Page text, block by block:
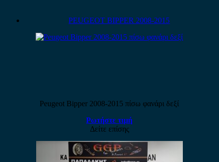
PEUGEOT BIPPER 2008-2015
Peugeot Bipper 2008-2015 πίσω φανάρι δεξί
Ρωτήστε τιμή
Δείτε επίσης